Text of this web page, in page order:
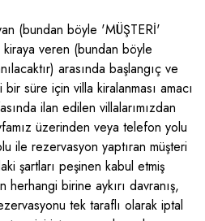
Villalar
(bundan böyle 'MÜŞTERİ'
kiraya veren (bundan böyle
arasında başlangıç ve
süre için villa kiralanması amacı
ilan edilen villalarımızdan
üzerinden veya telefon yolu
ile rezervasyon yaptıran müşteri
şartları peşinen kabul etmiş
herhangi birine aykırı davranış,
tek taraflı olarak iptal